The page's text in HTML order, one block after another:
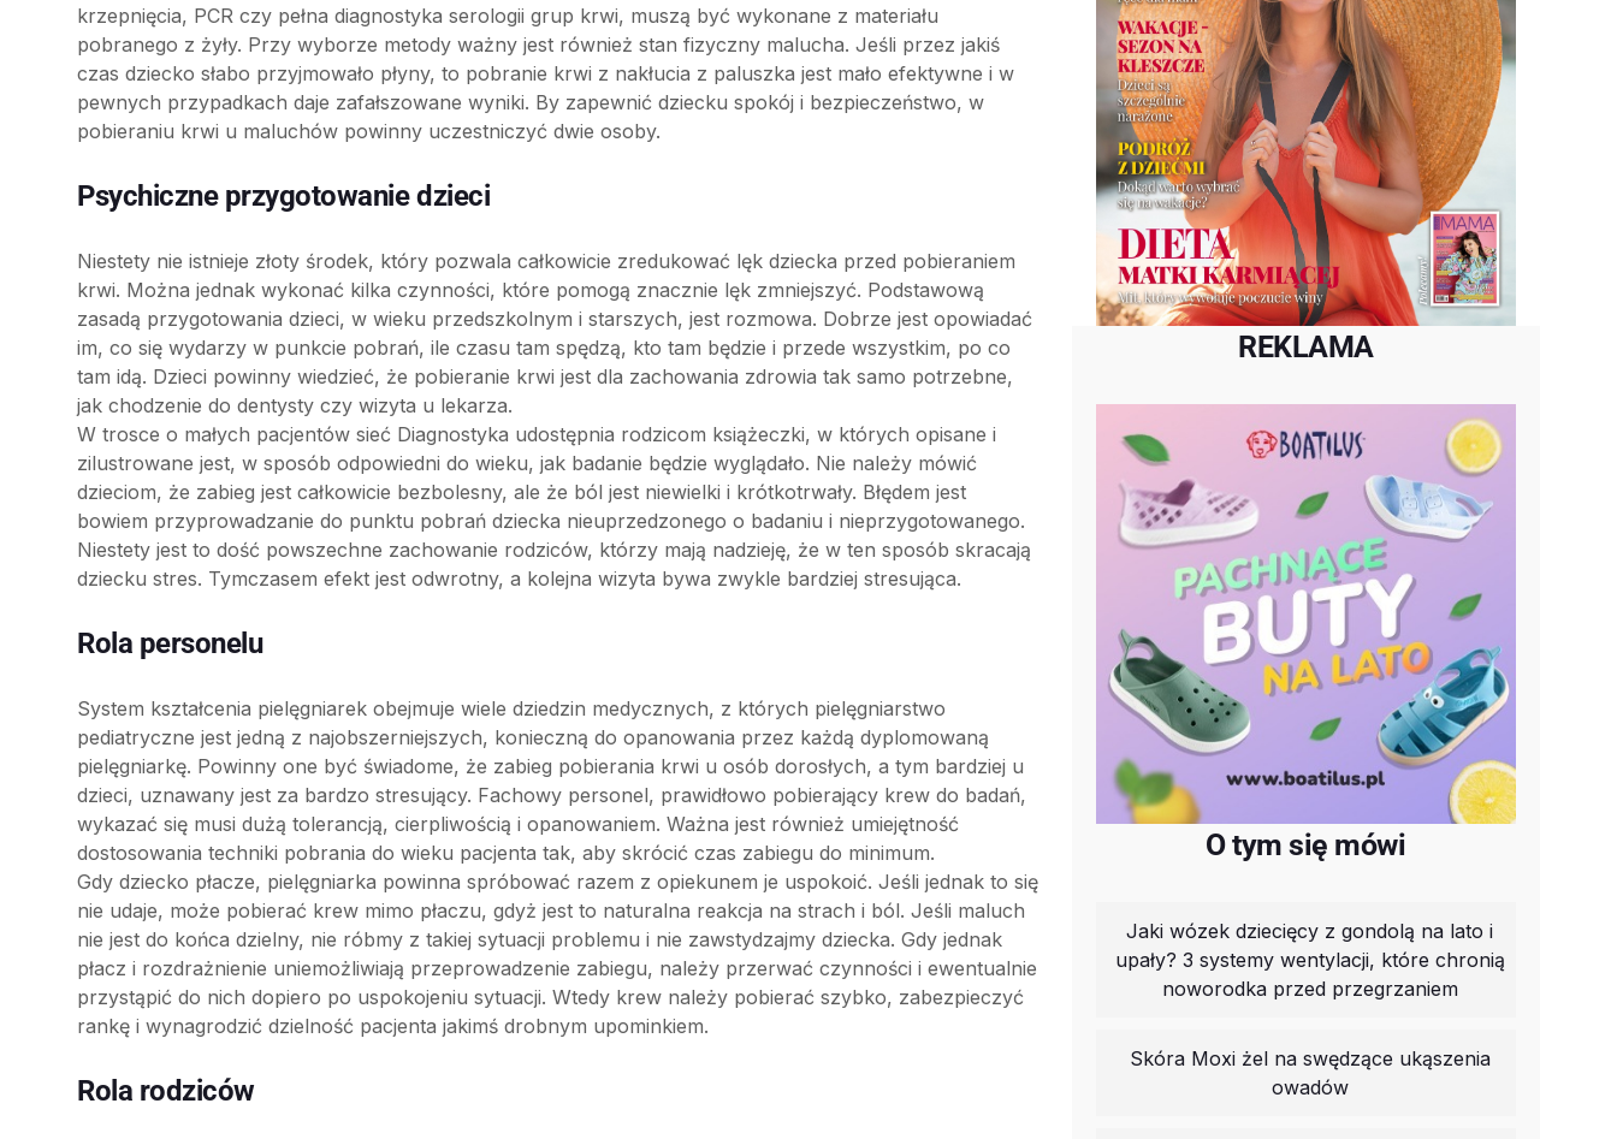
krzepnięcia, PCR czy pełna diagnostyka serologii grup krwi, muszą być wykonane z materiału
pobranego z żyły. Przy wyborze metody ważny jest również stan fizyczny malucha. Jeśli przez jakiś
czas dziecko słabo przyjmowało płyny, to pobranie krwi z nakłucia z paluszka jest mało efektywne i w
pewnych przypadkach daje zafałszowane wyniki. By zapewnić dziecku spokój i bezpieczeństwo, w
pobieraniu krwi u maluchów powinny uczestniczyć dwie osoby.
Psychiczne przygotowanie dzieci
Niestety nie istnieje złoty środek, który pozwala całkowicie zredukować lęk dziecka przed pobieraniem
krwi. Można jednak wykonać kilka czynności, które pomogą znacznie lęk zmniejszyć. Podstawową
zasadą przygotowania dzieci, w wieku przedszkolnym i starszych, jest rozmowa. Dobrze jest opowiadać
im, co się wydarzy w punkcie pobrań, ile czasu tam spędzą, kto tam będzie i przede wszystkim, po co
tam idą. Dzieci powinny wiedzieć, że pobieranie krwi jest dla zachowania zdrowia tak samo potrzebne,
jak chodzenie do dentysty czy wizyta u lekarza.
W trosce o małych pacjentów sieć Diagnostyka udostępnia rodzicom książeczki, w których opisane i
zilustrowane jest, w sposób odpowiedni do wieku, jak badanie będzie wyglądało. Nie należy mówić
dzieciom, że zabieg jest całkowicie bezbolesny, ale że ból jest niewielki i krótkotrwały. Błędem jest
bowiem przyprowadzanie do punktu pobrań dziecka nieuprzedzonego o badaniu i nieprzygotowanego.
Niestety jest to dość powszechne zachowanie rodziców, którzy mają nadzieję, że w ten sposób skracają
dziecku stres. Tymczasem efekt jest odwrotny, a kolejna wizyta bywa zwykle bardziej stresująca.
Rola personelu
System kształcenia pielęgniarek obejmuje wiele dziedzin medycznych, z których pielęgniarstwo
pediatryczne jest jedną z najobszerniejszych, konieczną do opanowania przez każdą dyplomowaną
pielęgniarkę. Powinny one być świadome, że zabieg pobierania krwi u osób dorosłych, a tym bardziej u
dzieci, uznawany jest za bardzo stresujący. Fachowy personel, prawidłowo pobierający krew do badań,
wykazać się musi dużą tolerancją, cierpliwością i opanowaniem. Ważna jest również umiejętność
dostosowania techniki pobrania do wieku pacjenta tak, aby skrócić czas zabiegu do minimum.
Gdy dziecko płacze, pielęgniarka powinna spróbować razem z opiekunem je uspokoić. Jeśli jednak to się
nie udaje, może pobierać krew mimo płaczu, gdyż jest to naturalna reakcja na strach i ból. Jeśli maluch
nie jest do końca dzielny, nie róbmy z takiej sytuacji problemu i nie zawstydzajmy dziecka. Gdy jednak
płacz i rozdrażnienie uniemożliwiają przeprowadzenie zabiegu, należy przerwać czynności i ewentualnie
przystąpić do nich dopiero po uspokojeniu sytuacji. Wtedy krew należy pobierać szybko, zabezpieczyć
rankę i wynagrodzić dzielność pacjenta jakimś drobnym upominkiem.
Rola rodziców
REKLAMA
O tym się mówi
Jaki wózek dziecięcy z gondolą na lato i
upały? 3 systemy wentylacji, które chronią
noworodka przed przegrzaniem
Skóra Moxi żel na swędzące ukąszenia
owadów